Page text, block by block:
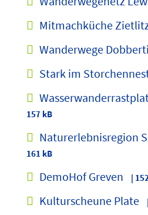
Mitmachküche
Wanderwege
Stark im
157 kB
Naturerlebnisregion
161 kB
DemoHof Greven |
Kulturscheune Plate